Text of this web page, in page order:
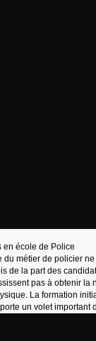
en école de Police
du métier de policier
de la part des
pas à obtenir la
La formation
un volet important